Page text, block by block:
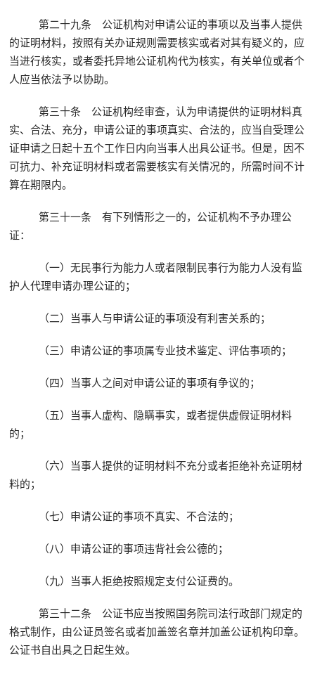
第二十九条 公证机构对申请公证的事项以及当事人提供
的证明材料，按照有关办证规则需要核实或者对其有疑义的，应
当进行核实，或者委托异地公证机构代为核实，有关单位或者个
人应当依法予以协助。
第三十条 公证机构经审查，认为申请提供的证明材料真
实、合法、充分，申请公证的事项真实、合法的，应当自受理公
证申请之日起十五个工作日内向当事人出具公证书。但是，因不
可抗力、补充证明材料或者需要核实有关情况的，所需时间不计
算在期限内。
第三十一条 有下列情形之一的，公证机构不予办理公
证：
（一）无民事行为能力人或者限制民事行为能力人没有监
护人代理申请办理公证的；
（二）当事人与申请公证的事项没有利害关系的；
（三）申请公证的事项属专业技术鉴定、评估事项的；
（四）当事人之间对申请公证的事项有争议的；
（五）当事人虚构、隐瞒事实，或者提供虚假证明材料
的；
（六）当事人提供的证明材料不充分或者拒绝补充证明材
料的；
（七）申请公证的事项不真实、不合法的；
（八）申请公证的事项违背社会公德的；
（九）当事人拒绝按照规定支付公证费的。
第三十二条 公证书应当按照国务院司法行政部门规定的
格式制作，由公证员签名或者加盖签名章并加盖公证机构印章。
公证书自出具之日起生效。